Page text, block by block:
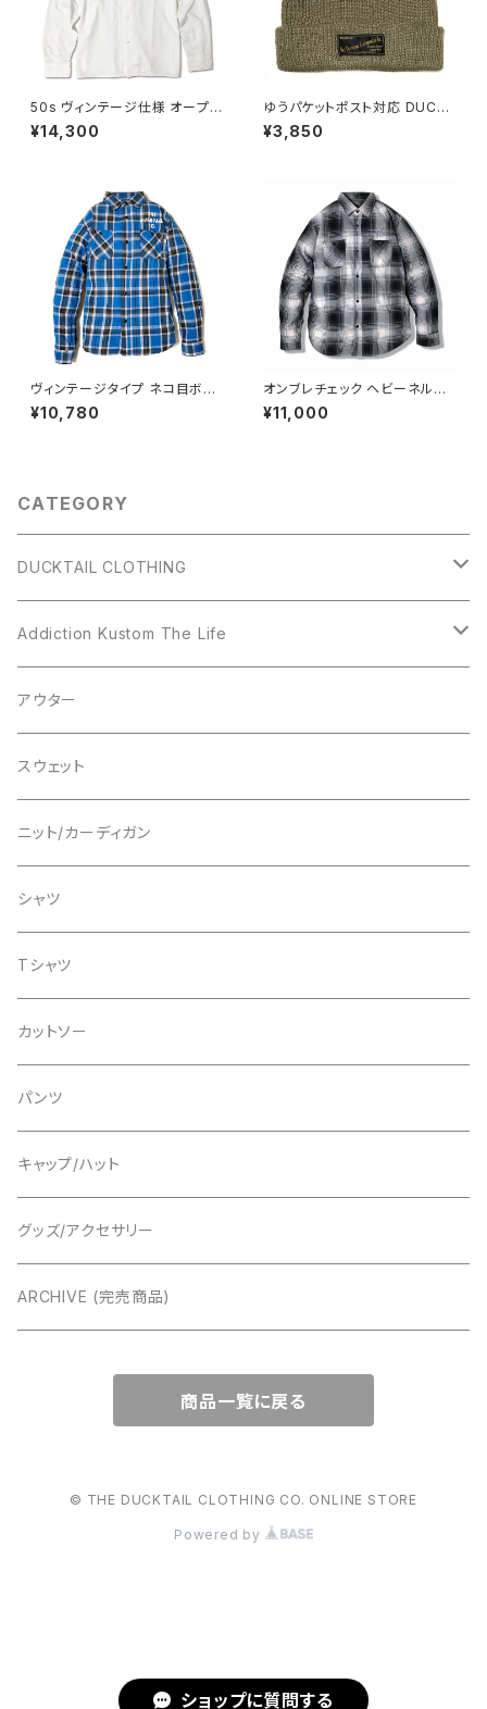
ショップに質問する
50s ヴィンテージ仕様 オープン
カラー シャツ チェーンステッチ
刺繍 皿ボタン ロカビリースタイ
AIL CLOTHING LONG SLEE
VE SHIRTS "JEANNIE,JEAN
NIE,JEANNIE" WHITE
¥14,300
ゆうパケットポスト対応 DUCKT
AIL CLOTHING KNIT CAP
"PLAIN" VANILLA SAND BEI
¥3,850
ヴィンテージタイプ ネコ目ボタ
ン チェック ネルシャツ ゆうパケ
ットポスト対応 DUCKTAIL CL
¥10,780
オンブレチェック ヘビーネルシ
ャツ ネコ目ボタン ロゴ刺繍 シ
ャドーチェック ヘビーウェイト
¥11,000
CATEGORY
DUCKTAIL CLOTHING
アウター
シャツ
スウェット
ニット
カーディガン
Tシャツ
パンツ
グッズ/アクセサリー
Addiction Kustom The Life
アウター
シャツ
ニット
スウェット
Tシャツ
グッズ/アクセサリー
パンツ
アウター
スウェット
ニット/カーディガン
シャツ
Tシャツ
カットソー
パンツ
キャップ/ハット
グッズ/アクセサリー
ARCHIVE (完売商品)
商品一覧に戻る
© THE DUCKTAIL CLOTHING CO. ONLINE STORE
Powered by